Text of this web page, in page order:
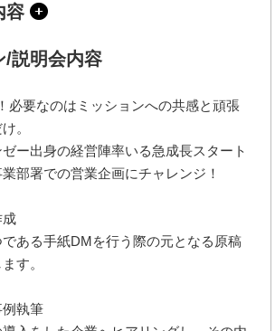
容
/説明会内容
必要なのはミッションへの共感と頑張
。
ー出身の経営陣率いる急成長スタート
部署での営業企画にチャレンジ！
成
ある手紙DMを行う際の元となる原稿
す。
例執筆